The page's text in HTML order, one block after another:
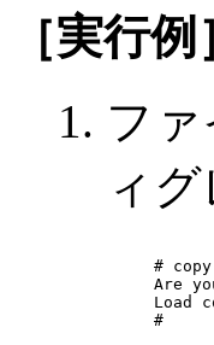
［実行例
フ
ィ
#
Are
Load
#